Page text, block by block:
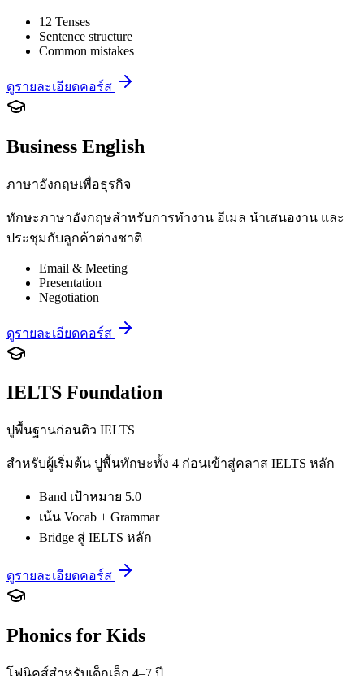
12 Tenses
Sentence structure
Common mistakes
ดูรายละเอียดคอร์ส
Business English
ภาษาอังกฤษเพื่อธุรกิจ
ทักษะภาษาอังกฤษสำหรับการทำงาน อีเมล นำเสนองาน และ
ประชุมกับลูกค้าต่างชาติ
Email & Meeting
Presentation
Negotiation
ดูรายละเอียดคอร์ส
IELTS Foundation
ปูพื้นฐานก่อนติว IELTS
สำหรับผู้เริ่มต้น ปูพื้นทักษะทั้ง 4 ก่อนเข้าสู่คลาส IELTS หลัก
Band เป้าหมาย 5.0
เน้น Vocab + Grammar
Bridge สู่ IELTS หลัก
ดูรายละเอียดคอร์ส
Phonics for Kids